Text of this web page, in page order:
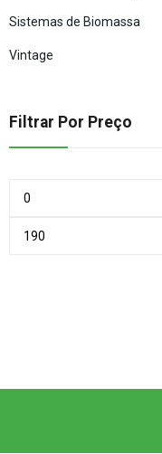
Sistemas de Biomassa
Vintage
Filtrar Por Preço